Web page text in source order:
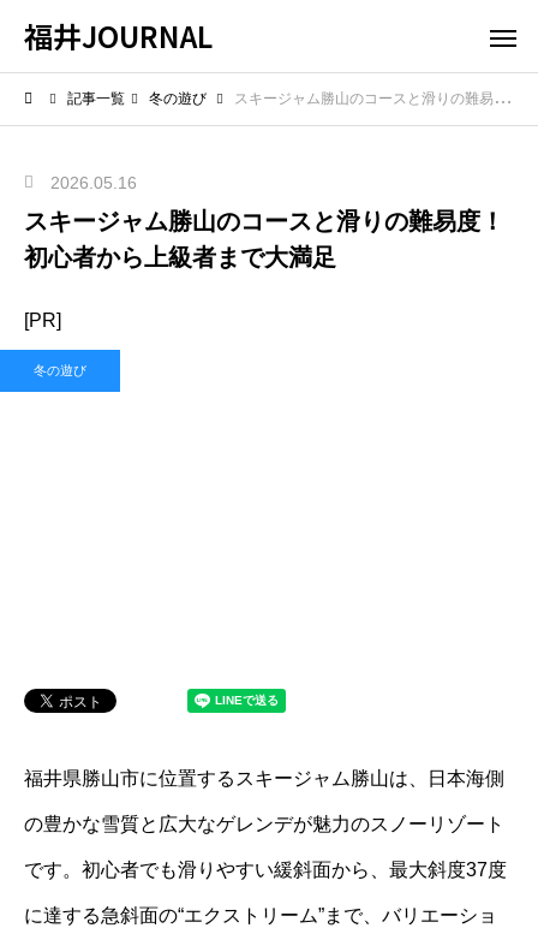
福井JOURNAL
記事一覧 冬の遊び スキージャム勝山のコースと滑りの難易度！初心者から上級者まで大満足
2026.05.16
スキージャム勝山のコースと滑りの難易度！
初心者から上級者まで大満足
[PR]
冬の遊び
福井県勝山市に位置するスキージャム勝山は、日本海側
の豊かな雪質と広大なゲレンデが魅力のスノーリゾート
です。初心者でも滑りやすい緩斜面から、最大斜度37度
に達する急斜面の“エクストリーム”まで、バリエーショ